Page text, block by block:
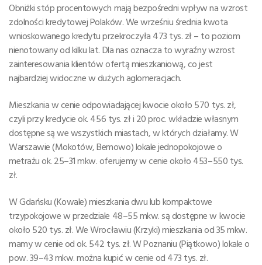
Obniżki stóp procentowych mają bezpośredni wpływ na wzrost
zdolności kredytowej Polaków. We wrześniu średnia kwota
wnioskowanego kredytu przekroczyła 473 tys. zł – to poziom
nienotowany od kilku lat. Dla nas oznacza to wyraźny wzrost
zainteresowania klientów ofertą mieszkaniową, co jest
najbardziej widoczne w dużych aglomeracjach.
Mieszkania w cenie odpowiadającej kwocie około 570 tys. zł,
czyli przy kredycie ok. 456 tys. zł i 20 proc. wkładzie własnym
dostępne są we wszystkich miastach, w których działamy. W
Warszawie (Mokotów, Bemowo) lokale jednopokojowe o
metrażu ok. 25–31 mkw. oferujemy w cenie około 453–550 tys.
zł.
W Gdańsku (Kowale) mieszkania dwu lub kompaktowe
trzypokojowe w przedziale 48–55 mkw. są dostępne w kwocie
około 520 tys. zł. We Wrocławiu (Krzyki) mieszkania od 35 mkw.
mamy w cenie od ok. 542 tys. zł. W Poznaniu (Piątkowo) lokale o
pow. 39–43 mkw. można kupić w cenie od 473 tys. zł.